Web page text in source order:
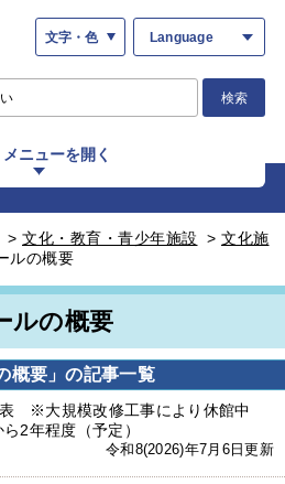
文字・色 Language
検索
メニューを開く
> 文化・教育・青少年施設 > 文化施
ルの概要
ルの概要
概要」の記事一覧
表 ※大規模改修工事により休館中
2年程度（予定）
令和8(2026)年7月6日更新